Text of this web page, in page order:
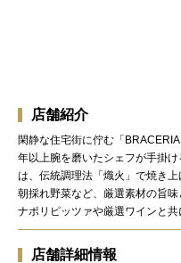
店舗紹介
閑静な住宅街に佇む「
年以上腕を磨いたシェフが手掛
は、伝統調理法「熾火」で焼き
朝採れ野菜など、厳選素材の旨
ナポリピッツァや厳選ワインと
店舗詳細情報